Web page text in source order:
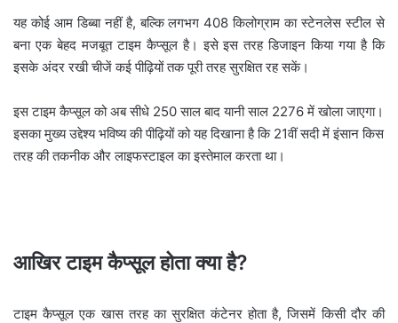
यह कोई आम डिब्बा नहीं है, बल्कि लगभग 408 किलोग्राम का स्टेनलेस स्टील से
बना एक बेहद मजबूत टाइम कैप्सूल है। इसे इस तरह डिजाइन किया गया है कि
इसके अंदर रखी चीजें कई पीढ़ियों तक पूरी तरह सुरक्षित रह सकें।
इस टाइम कैप्सूल को अब सीधे 250 साल बाद यानी साल 2276 में खोला जाएगा।
इसका मुख्य उद्देश्य भविष्य की पीढ़ियों को यह दिखाना है कि 21वीं सदी में इंसान किस
तरह की तकनीक और लाइफस्टाइल का इस्तेमाल करता था।
आखिर टाइम कैप्सूल होता क्या है?
टाइम कैप्सूल एक खास तरह का सुरक्षित कंटेनर होता है, जिसमें किसी दौर की